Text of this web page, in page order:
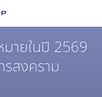
ายในปี 2569
สงคราม